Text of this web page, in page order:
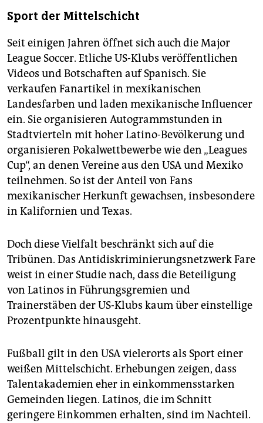
Sport der Mittelschicht
Seit einigen Jahren öffnet sich auch die Major
League Soccer. Etliche US-Klubs veröffentlichen
Videos und Botschaften auf Spanisch. Sie
verkaufen Fanartikel in mexikanischen
Landesfarben und laden mexikanische Influencer
ein. Sie organisieren Autogrammstunden in
Stadtvierteln mit hoher Latino-Bevölkerung und
organisieren Pokalwettbewerbe wie den „Leagues
Cup“, an denen Vereine aus den USA und Mexiko
teilnehmen. So ist der Anteil von Fans
mexikanischer Herkunft gewachsen, insbesondere
in Kalifornien und Texas.
Doch diese Vielfalt beschränkt sich auf die
Tribünen. Das Antidiskriminierungsnetzwerk Fare
weist in einer Studie nach, dass die Beteiligung
von Latinos in Führungsgremien und
Trainerstäben der US-Klubs kaum über einstellige
Prozentpunkte hinausgeht.
Fußball gilt in den USA vielerorts als Sport einer
weißen Mittelschicht. Erhebungen zeigen, dass
Talentakademien eher in einkommensstarken
Gemeinden liegen. Latinos, die im Schnitt
geringere Einkommen erhalten, sind im Nachteil.